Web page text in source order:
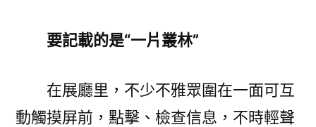
要記載的是“一片叢林”
在展廳里，不少不雅眾圍在一面可互
動觸摸屏前，點擊、檢查信息，不時輕聲